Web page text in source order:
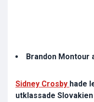
Brandon Montour
Sidney Crosby hade
utklassade